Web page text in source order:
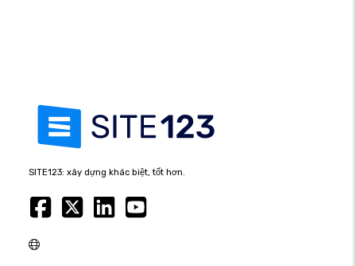
SITE123: xây dựng khác biệt, tốt hơn.